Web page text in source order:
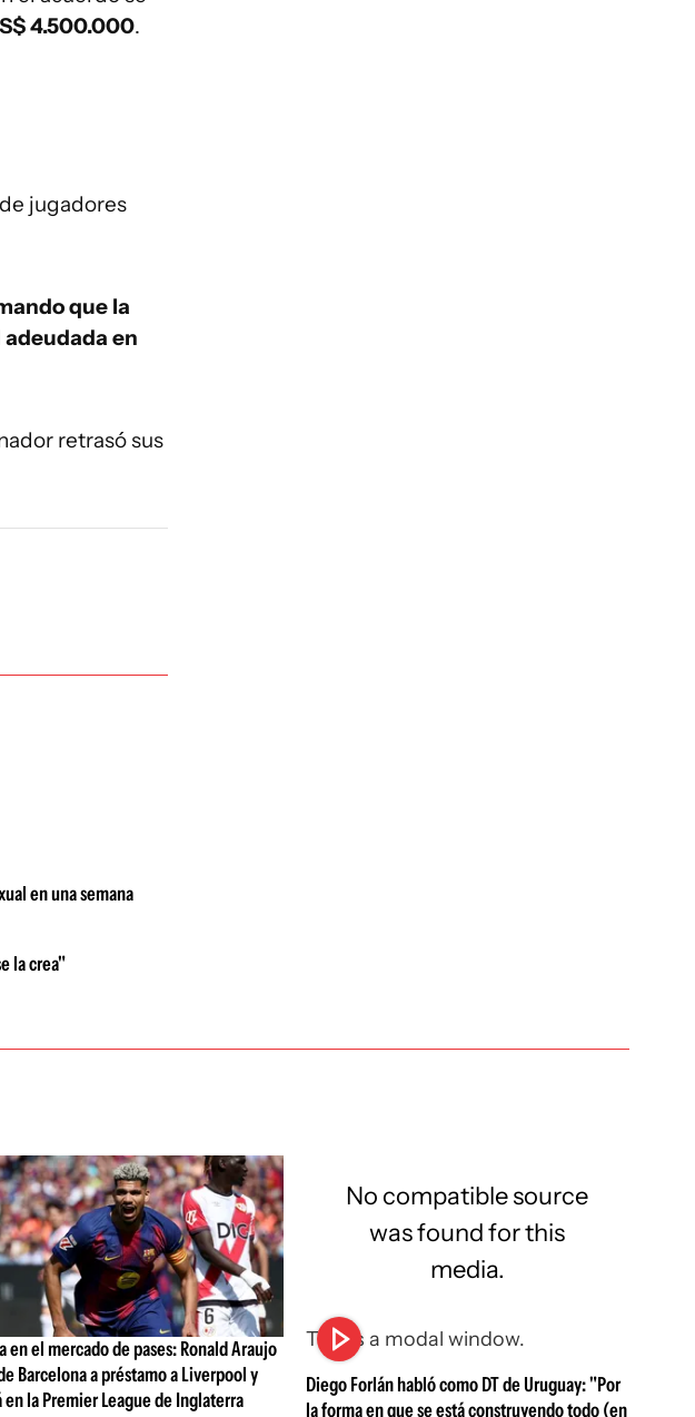
4.500.000.
jugadores
que la
en
retrasó sus
en una semana
la crea"
en el mercado de pases: Ronald Araujo
Barcelona a préstamo a Liverpool y
en la Premier League de Inglaterra
This is a modal window.
No compatible source
was found for this
media.
Diego Forlán habló como DT de Uruguay: "Por
la forma en que se está construyendo todo (en